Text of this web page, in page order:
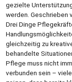
gezielte
werden. Geschrieben
Drei Dinge
gleichzeitig zu
behandelte
Pflege muss nicht
verbunden sein –